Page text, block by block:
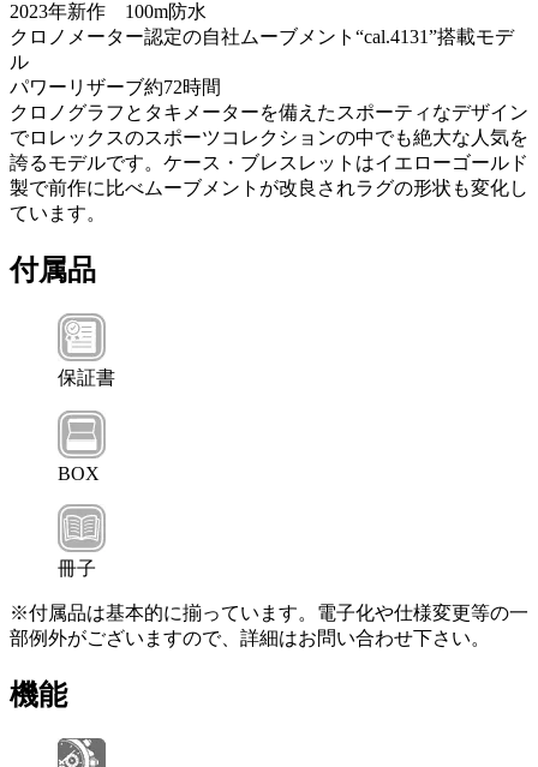
2023年新作 100m防水
クロノメーター認定の自社ムーブメント“cal.4131”搭載モデ
ル
パワーリザーブ約72時間
クロノグラフとタキメーターを備えたスポーティなデザイン
でロレックスのスポーツコレクションの中でも絶大な人気を
誇るモデルです。ケース・ブレスレットはイエローゴールド
製で前作に比べムーブメントが改良されラグの形状も変化し
ています。
付属品
保証書
BOX
冊子
※付属品は基本的に揃っています。電子化や仕様変更等の一
部例外がございますので、詳細はお問い合わせ下さい。
機能